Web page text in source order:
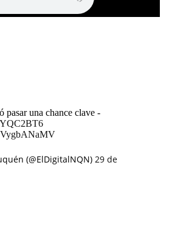
pasar una chance clave -
(@ElDigitalNQN) 29 de